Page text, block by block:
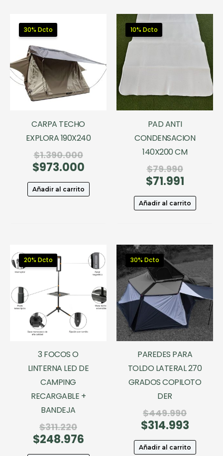
30% Dcto
CARPA TECHO
EXPLORA 190X240
$1.390.000El
precio
era:
$1.390.000.
$973.000El
actual
es:
Añadir al carrito
10% Dcto
PAD ANTI
CONDENSACION
140X200 CM
$79.990El
precio
era:
$79.990.
$71.991El
actual
es:
Añadir al carrito
20% Dcto
3 FOCOS O
LINTERNA LED DE
CAMPING
RECARGABLE +
BANDEJA
$311.220El
precio
$248.976El
30% Dcto
PAREDES PARA
TOLDO LATERAL 270
GRADOS COPILOTO
DER
$449.990El
precio
era:
$314.993El
actual
Añadir al carrito